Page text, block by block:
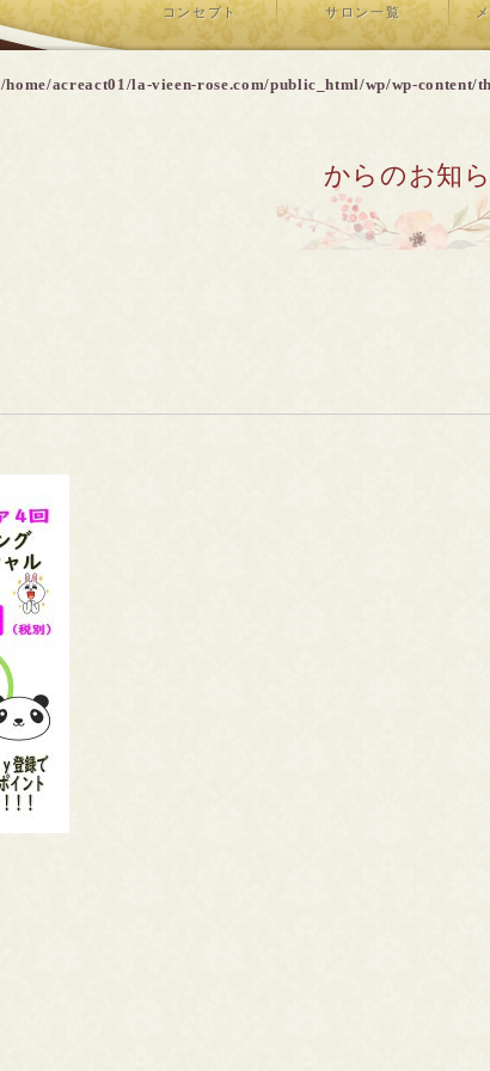
コンセプト サロン一覧
/home/acreact01/la-vieen-rose.com/public_html/wp/wp-content/
からのお知